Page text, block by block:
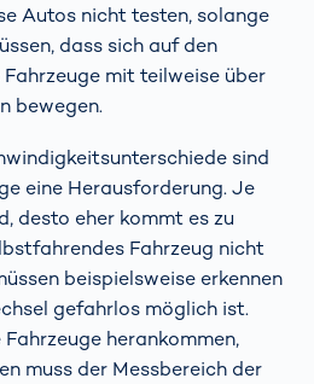
Autos nicht testen, solange
dass sich auf den
mit teilweise über
bewegen.
sind
eine Herausforderung. Je
desto eher kommt es zu
Fahrzeug nicht
beispielsweise erkennen
gefahrlos möglich ist.
herankommen,
muss der Messbereich der